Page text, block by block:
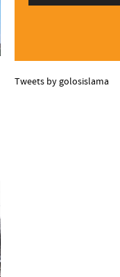
Tweets by golosislama